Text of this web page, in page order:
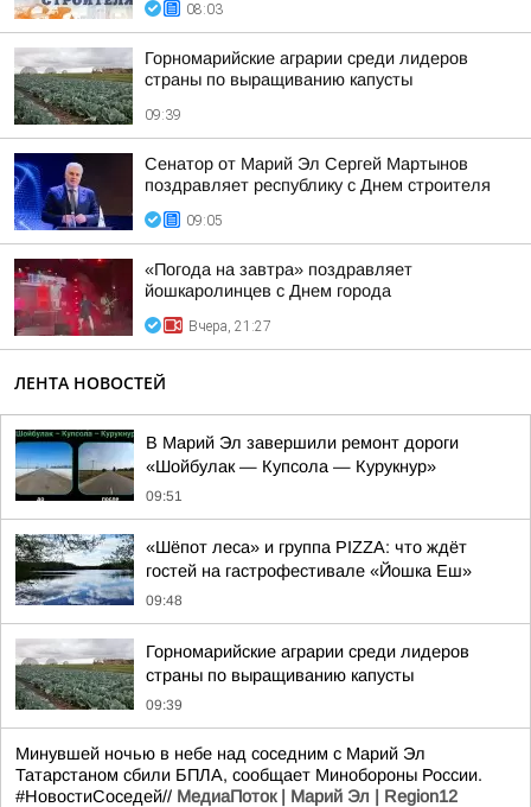
08:03
Горномарийские аграрии среди лидеров
страны по выращиванию капусты
09:39
Сенатор от Марий Эл Сергей Мартынов
поздравляет республику с Днем строителя
09:05
«Погода на завтра» поздравляет
йошкаролинцев с Днем города
Вчера, 21:27
ЛЕНТА НОВОСТЕЙ
В Марий Эл завершили ремонт дороги
«Шойбулак — Купсола — Курукнур»
09:51
«Шёпот леса» и группа PIZZA: что ждёт
гостей на гастрофестивале «Йошка Еш»
09:48
Горномарийские аграрии среди лидеров
страны по выращиванию капусты
09:39
Минувшей ночью в небе над соседним с Марий Эл
Татарстаном сбили БПЛА, сообщает Минобороны России.
#НовостиСоседей// МедиаПоток | Марий Эл | Region12